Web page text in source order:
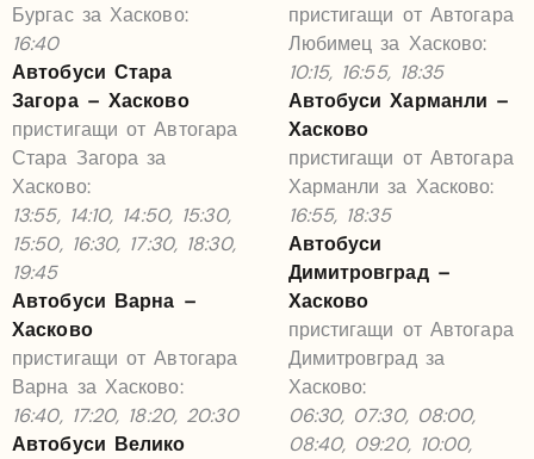
Бургас за Хасково:
16:40
Автобуси Стара
Загора – Хасково
пристигащи от Автогара
Стара Загора за
Хасково:
13:55, 14:10, 14:50, 15:30,
15:50, 16:30, 17:30, 18:30,
19:45
Автобуси Варна –
Хасково
пристигащи от Автогара
Варна за Хасково:
16:40, 17:20, 18:20, 20:30
Автобуси Велико
пристигащи от Автогара
Любимец за Хасково:
10:15, 16:55, 18:35
Автобуси Харманли –
Хасково
пристигащи от Автогара
Харманли за Хасково:
16:55, 18:35
Автобуси
Димитровград –
Хасково
пристигащи от Автогара
Димитровград за
Хасково:
06:30, 07:30, 08:00,
08:40, 09:20, 10:00,